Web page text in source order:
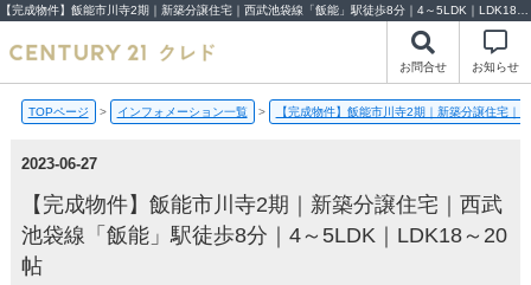
お問合せ お知らせ
TOPページ > インフォメーション一覧 > 【完成物件】飯能市川寺2期｜新築分譲住宅
2023-06-27
【完成物件】飯能市川寺2期｜新築分譲住宅｜西武
池袋線「飯能」駅徒歩8分｜4～5LDK｜LDK18～20
帖